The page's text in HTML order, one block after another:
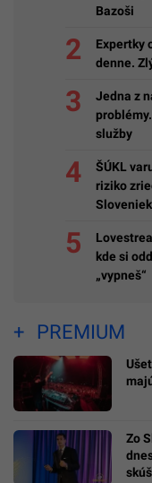
Bazoši
Expertky
denne.
Jedna z
služby
ŠÚKL
riziko
Sloveniek
kde si
„vypneš“
PREMIUM
Zo